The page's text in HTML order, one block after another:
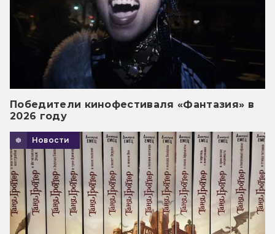
Победители кинофестиваля «Фантазия» в
2026 году
Новости